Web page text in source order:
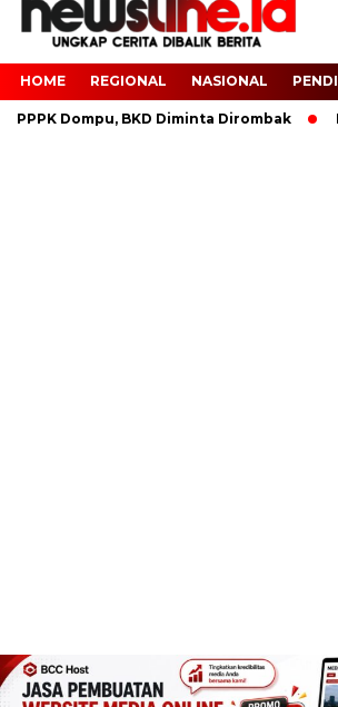
HOME REGIONAL NASIONAL
Dompu, BKD Diminta Dirombak